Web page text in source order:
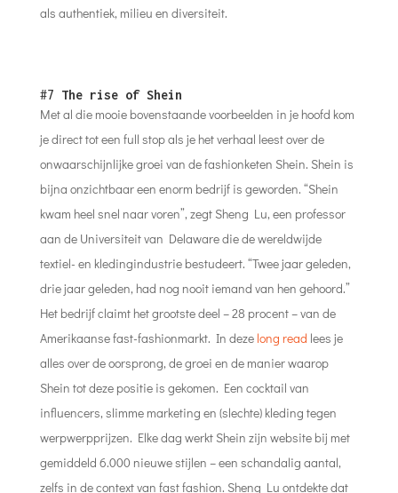
als authentiek, milieu en diversiteit.
#7 The rise of Shein
Met al die mooie bovenstaande voorbeelden in je hoofd kom
je direct tot een full stop als je het verhaal leest over de
onwaarschijnlijke groei van de fashionketen Shein. Shein is
bijna onzichtbaar een enorm bedrijf is geworden. “Shein
kwam heel snel naar voren”, zegt Sheng Lu, een professor
aan de Universiteit van Delaware die de wereldwijde
textiel- en kledingindustrie bestudeert. “Twee jaar geleden,
drie jaar geleden, had nog nooit iemand van hen gehoord.”
Het bedrijf claimt het grootste deel – 28 procent – van de
Amerikaanse fast-fashionmarkt. In deze long read lees je
alles over de oorsprong, de groei en de manier waarop
Shein tot deze positie is gekomen. Een cocktail van
influencers, slimme marketing en (slechte) kleding tegen
werpwerpprijzen. Elke dag werkt Shein zijn website bij met
gemiddeld 6.000 nieuwe stijlen – een schandalig aantal,
zelfs in de context van fast fashion. Sheng Lu ontdekte dat